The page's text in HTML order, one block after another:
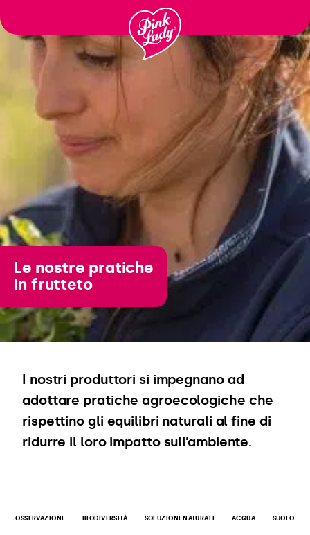
contenuto
Le nostre pratiche
in frutteto
I nostri produttori si impegnano ad
adottare pratiche agroecologiche che
rispettino gli equilibri naturali al fine di
ridurre il loro impatto sull’ambiente.
OSSERVAZIONE BIODIVERSITÀ SOLUZIONI NATURALI ACQUA SUOLO